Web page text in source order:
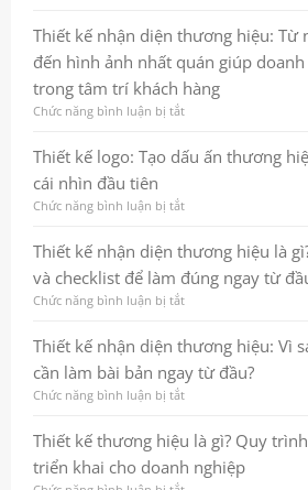
nghiệp
và
bền
vững
Quy
trình,
lợi
ích
checklist
chiến
nghiệp
kế
logo:
Cách
xây
dựng
dấu
thương
vững
chuyên
nghiệp
Thiết kế nhận diện thương hiệu: Từ
đến hình ảnh nhất quán giúp
trong tâm trí khách hàng
Chức năng bình luận bị tắtở
kế
nhận
thương
Từ
nền
tảng
chiến
đến
hình
ảnh
nhất
doanh
nghiệp
ghi
Thiết kế logo: Tạo dấu ấn thương
cái nhìn đầu tiên
Chức năng bình luận bị tắtở
kế
logo:
Tạo
dấu
thương
hiệu
bền
vững
từ
cái
nhìn
đầu
Thiết kế nhận diện thương hiệu là
và checklist để làm đúng ngay từ
Chức năng bình luận bị tắtở
kế
nhận
diện
thương
gì?
Quy
Thiết kế nhận diện thương hiệu: Vì
cần làm bài bản ngay từ đầu?
Chức năng bình luận bị tắtở
kế
nhận
diện
Thiết kế thương hiệu là gì? Quy
triển khai cho doanh nghiệp